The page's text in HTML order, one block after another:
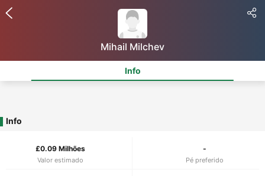
Mihail Milchev
Info
Info
£0.09 Milhões
Valor estimado
-
Pé preferido